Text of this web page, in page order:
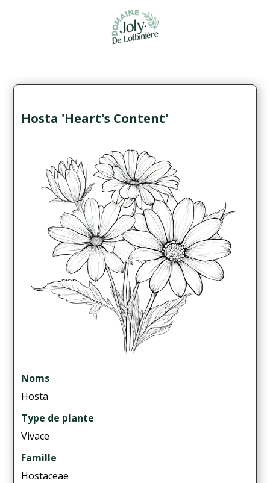
Hosta 'Heart's Content'
Noms
Hosta
Type de plante
Vivace
Famille
Hostaceae